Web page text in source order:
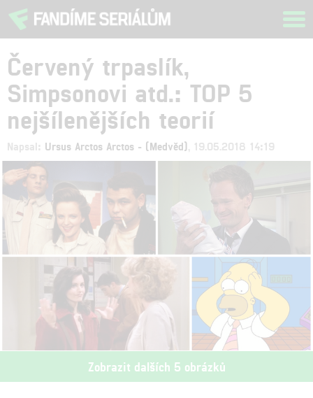
Červený trpaslík,
Simpsonovi atd.: TOP 5
nejšílenějších teorií
Napsal: Ursus Arctos Arctos - (Medvěd) , 19.05.2018 14:19
Zobrazit dalších 5 obrázků